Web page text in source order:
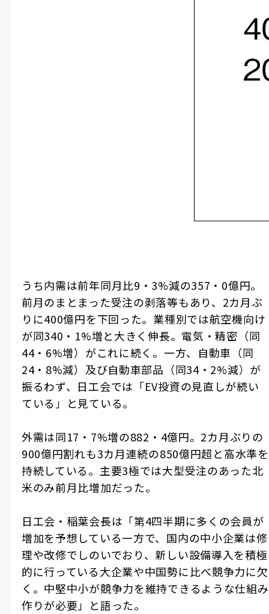
うち内需は前年同月比9・3%減の357・0億円。
前月のまとまった受注の剥落等もあり、2カ月ぶ
りに400億円を下回った。業種別では航空機向け
が同340・1%増と大きく伸長。電気・精密（同
44・6%増）がこれに続く。一方、自動車（同
24・8%減）及び自動車部品（同34・2%減）が
振るわず、日工会では「EV投資の見直しが続い
ている」と見ている。
外需は同17・7%増の882・4億円。2カ月ぶりの
900億円割れも3カ月連続の850億円超と高水準を
持続している。主要3極では大型受注のあった北
米のみ前月比増加だった。
日工会・稲葉会長は「第4四半期に多くの会員が
増加を予想している一方で、国内の中小企業は修
理や改修でしのいでおり、新しい設備導入を積極
的に行っている大企業や中国勢に比べ競争力に欠
く。中堅中小が競争力を維持できるような仕組み
作りが必要」と語った。